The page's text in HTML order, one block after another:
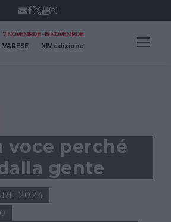
7 NOVEMBRE - 15 NOVEMBRE
VARESE
XIV edizione
voce perché
gente
2024